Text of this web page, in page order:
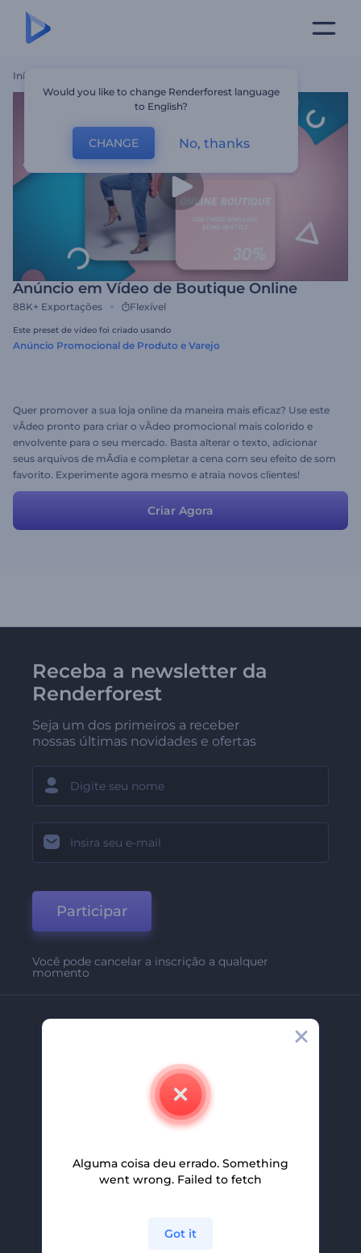
Início
Anúncio em Vídeo de Boutique Online
88K+ Exportações Flexível
Este preset de vídeo foi criado usando
Anúncio Promocional de Produto e Varejo
Quer promover a sua loja online da maneira mais eficaz? Use este
vÃ­deo pronto para criar o vÃ­deo promocional mais colorido e
envolvente para o seu mercado. Basta alterar o texto, adicionar
seus arquivos de mÃ­dia e completar a cena com seu efeito de som
favorito. Experimente agora mesmo e atraia novos clientes!
Criar Agora
Receba a newsletter da
Renderforest
Seja um dos primeiros a receber
nossas últimas novidades e ofertas
Participar
Você pode cancelar a inscrição a qualquer
momento
Contate-Nos
Carreiras
Programa De Afiliados
Would you like to change Renderforest language
to English?
CHANGE No, thanks
Alguma coisa deu errado. Something
went wrong. Failed to fetch
Got it